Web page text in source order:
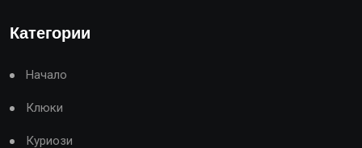
Категории
Начало
Клюки
Куриози